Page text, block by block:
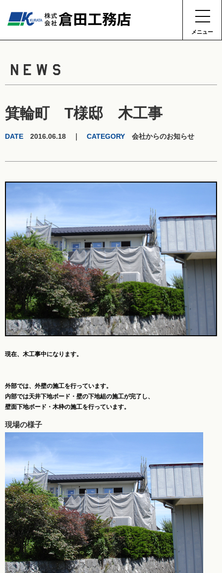
メニュー
NEWS
箕輪町 T様邸 木工事
DATE 2016.06.18 ｜ CATEGORY 会社からのお知らせ
現在、木工事中になります。
外部では、外壁の施工を行っています。
内部では天井下地ボード・壁の下地組の施工が完了し、
壁面下地ボード・木枠の施工を行っています。
現場の様子